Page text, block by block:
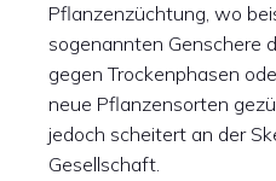
Pflanzenzüchtung, wo
sogenannten Genschere
gegen Trockenphasen
neue Pflanzensorten
jedoch scheitert an der
Gesellschaft.